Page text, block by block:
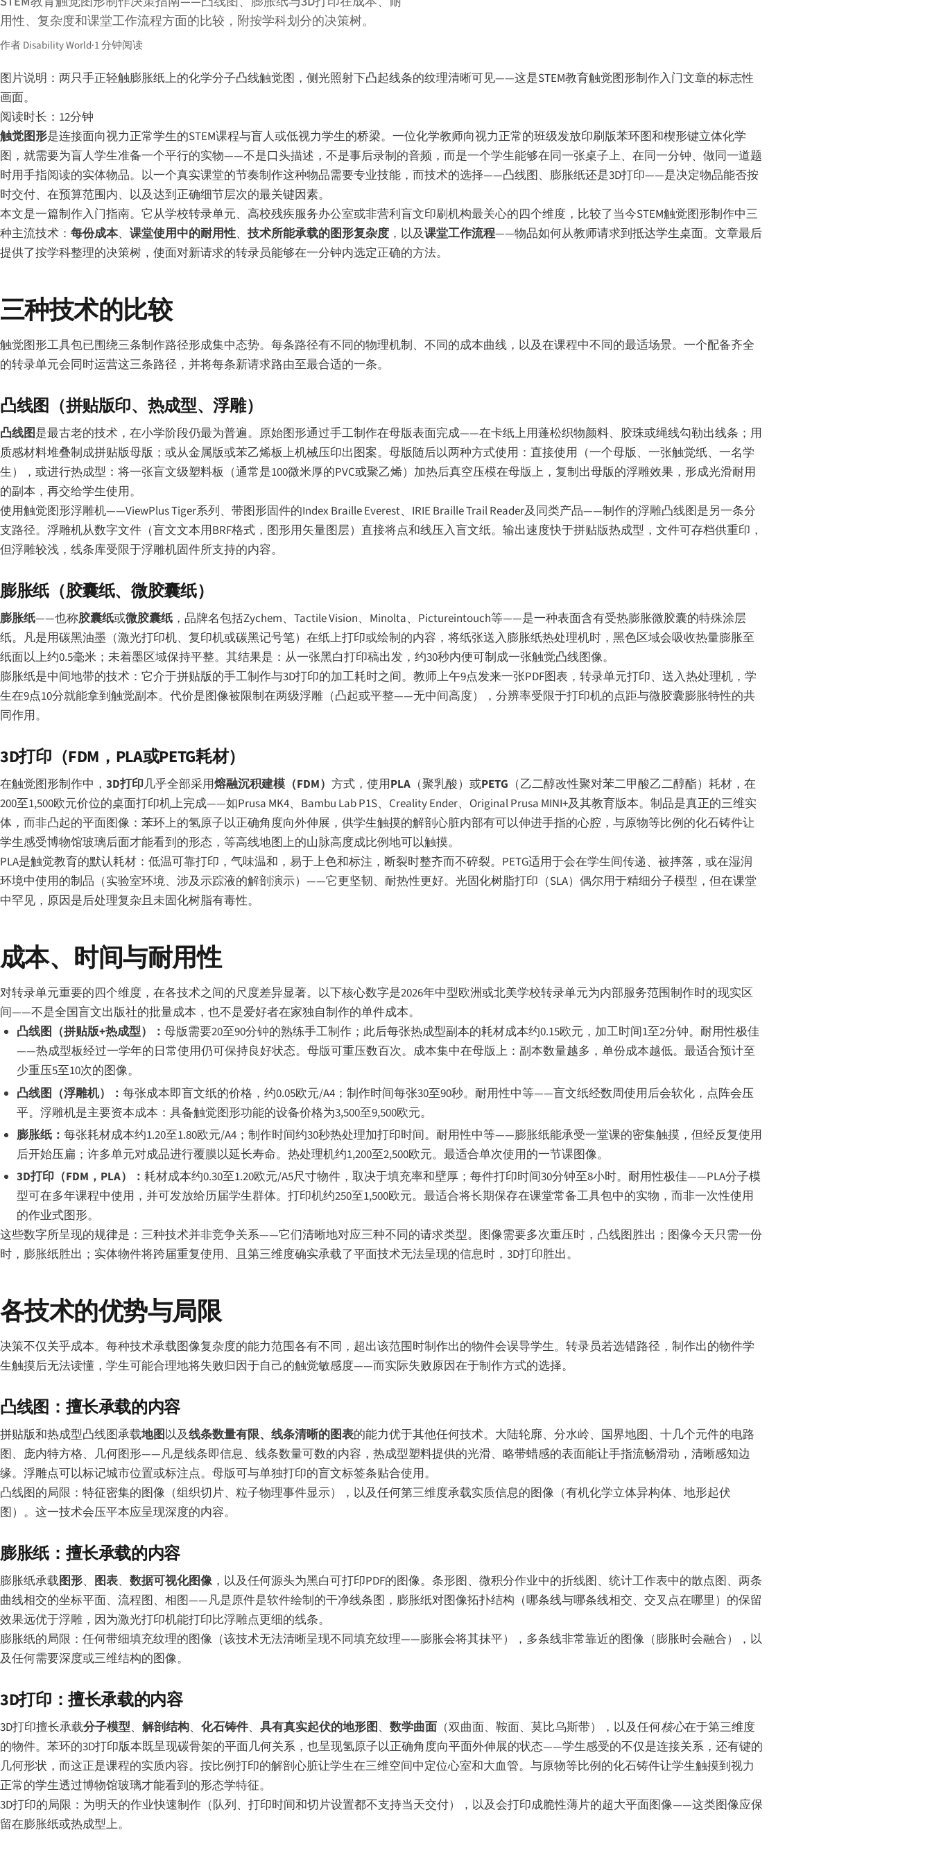
用性、复杂度和课堂工作流程方面的比较，附按学科划分的决策树。
作者 Disability World·1 分钟阅读
图片说明：两只手正轻触膨胀纸上的化学分子凸线触觉图，侧光照射下凸起线条的纹理清晰可见——这是STEM教育触觉图形制作入门文章的标志性
画面。
阅读时长：12分钟
触觉图形是连接面向视力正常学生的STEM课程与盲人或低视力学生的桥梁。一位化学教师向视力正常的班级发放印刷版苯环图和楔形键立体化学
图，就需要为盲人学生准备一个平行的实物——不是口头描述，不是事后录制的音频，而是一个学生能够在同一张桌子上、在同一分钟、做同一道题
时用手指阅读的实体物品。以一个真实课堂的节奏制作这种物品需要专业技能，而技术的选择——凸线图、膨胀纸还是3D打印——是决定物品能否按
时交付、在预算范围内、以及达到正确细节层次的最关键因素。
本文是一篇制作入门指南。它从学校转录单元、高校残疾服务办公室或非营利盲文印刷机构最关心的四个维度，比较了当今STEM触觉图形制作中三
种主流技术： 每份成本、 课堂使用中的耐用性、 技术所能承载的图形复杂度 ，以及课堂工作流程——物品如何从教师请求到抵达学生桌面。文章最后
提供了按学科整理的决策树，使面对新请求的转录员能够在一分钟内选定正确的方法。
三种技术的比较
触觉图形工具包已围绕三条制作路径形成集中态势。每条路径有不同的物理机制、不同的成本曲线，以及在课程中不同的最适场景。一个配备齐全
的转录单元会同时运营这三条路径，并将每条新请求路由至最合适的一条。
凸线图（拼贴版印、热成型、浮雕）
凸线图是最古老的技术，在小学阶段仍最为普遍。原始图形通过手工制作在母版表面完成——在卡纸上用蓬松织物颜料、胶珠或绳线勾勒出线条；用
质感材料堆叠制成拼贴版母版；或从金属版或苯乙烯板上机械压印出图案。母版随后以两种方式使用：直接使用（一个母版、一张触觉纸、一名学
生），或进行热成型：将一张盲文级塑料板（通常是100微米厚的PVC或聚乙烯）加热后真空压模在母版上，复制出母版的浮雕效果，形成光滑耐用
的副本，再交给学生使用。
使用触觉图形浮雕机——ViewPlus Tiger系列、带图形固件的Index Braille Everest、IRIE Braille Trail Reader及同类产品——制作的浮雕凸线图是另一条分
支路径。浮雕机从数字文件（盲文文本用BRF格式，图形用矢量图层）直接将点和线压入盲文纸。输出速度快于拼贴版热成型，文件可存档供重印，
但浮雕较浅，线条库受限于浮雕机固件所支持的内容。
膨胀纸（胶囊纸、微胶囊纸）
膨胀纸——也称胶囊纸或微胶囊纸 ，品牌名包括Zychem、Tactile Vision、Minolta、Pictureintouch等——是一种表面含有受热膨胀微胶囊的特殊涂层
纸。凡是用碳黑油墨（激光打印机、复印机或碳黑记号笔）在纸上打印或绘制的内容，将纸张送入膨胀纸热处理机时，黑色区域会吸收热量膨胀至
纸面以上约0.5毫米；未着墨区域保持平整。其结果是：从一张黑白打印稿出发，约30秒内便可制成一张触觉凸线图像。
膨胀纸是中间地带的技术：它介于拼贴版的手工制作与3D打印的加工耗时之间。教师上午9点发来一张PDF图表，转录单元打印、送入热处理机，学
生在9点10分就能拿到触觉副本。代价是图像被限制在两级浮雕（凸起或平整——无中间高度），分辨率受限于打印机的点距与微胶囊膨胀特性的共
同作用。
3D打印（FDM，PLA或PETG耗材）
在触觉图形制作中， 3D打印几乎全部采用熔融沉积建模（FDM） 方式，使用PLA （聚乳酸）或PETG （乙二醇改性聚对苯二甲酸乙二醇酯）耗材，在
200至1,500欧元价位的桌面打印机上完成——如Prusa MK4、Bambu Lab P1S、Creality Ender、Original Prusa MINI+及其教育版本。制品是真正的三维实
体，而非凸起的平面图像：苯环上的氢原子以正确角度向外伸展，供学生触摸的解剖心脏内部有可以伸进手指的心腔，与原物等比例的化石铸件让
学生感受博物馆玻璃后面才能看到的形态，等高线地图上的山脉高度成比例地可以触摸。
PLA是触觉教育的默认耗材：低温可靠打印，气味温和，易于上色和标注，断裂时整齐而不碎裂。PETG适用于会在学生间传递、被摔落，或在湿润
环境中使用的制品（实验室环境、涉及示踪液的解剖演示）——它更坚韧、耐热性更好。光固化树脂打印（SLA）偶尔用于精细分子模型，但在课堂
中罕见，原因是后处理复杂且未固化树脂有毒性。
成本、时间与耐用性
对转录单元重要的四个维度，在各技术之间的尺度差异显著。以下核心数字是2026年中型欧洲或北美学校转录单元为内部服务范围制作时的现实区
间——不是全国盲文出版社的批量成本，也不是爱好者在家独自制作的单件成本。
凸线图（拼贴版+热成型）： 母版需要20至90分钟的熟练手工制作；此后每张热成型副本的耗材成本约0.15欧元，加工时间1至2分钟。耐用性极佳
——热成型板经过一学年的日常使用仍可保持良好状态。母版可重压数百次。成本集中在母版上：副本数量越多，单份成本越低。最适合预计至
少重压5至10次的图像。
凸线图（浮雕机）： 每张成本即盲文纸的价格，约0.05欧元/A4；制作时间每张30至90秒。耐用性中等——盲文纸经数周使用后会软化，点阵会压
平。浮雕机是主要资本成本：具备触觉图形功能的设备价格为3,500至9,500欧元。
膨胀纸： 每张耗材成本约1.20至1.80欧元/A4；制作时间约30秒热处理加打印时间。耐用性中等——膨胀纸能承受一堂课的密集触摸，但经反复使用
后开始压扁；许多单元对成品进行覆膜以延长寿命。热处理机约1,200至2,500欧元。最适合单次使用的一节课图像。
3D打印（FDM，PLA）： 耗材成本约0.30至1.20欧元/A5尺寸物件，取决于填充率和壁厚；每件打印时间30分钟至8小时。耐用性极佳——PLA分子模
型可在多年课程中使用，并可发放给历届学生群体。打印机约250至1,500欧元。最适合将长期保存在课堂常备工具包中的实物，而非一次性使用
的作业式图形。
这些数字所呈现的规律是：三种技术并非竞争关系——它们清晰地对应三种不同的请求类型。图像需要多次重压时，凸线图胜出；图像今天只需一份
时，膨胀纸胜出；实体物件将跨届重复使用、且第三维度确实承载了平面技术无法呈现的信息时，3D打印胜出。
各技术的优势与局限
决策不仅关乎成本。每种技术承载图像复杂度的能力范围各有不同，超出该范围时制作出的物件会误导学生。转录员若选错路径，制作出的物件学
生触摸后无法读懂，学生可能合理地将失败归因于自己的触觉敏感度——而实际失败原因在于制作方式的选择。
凸线图：擅长承载的内容
拼贴版和热成型凸线图承载地图以及线条数量有限、线条清晰的图表的能力优于其他任何技术。大陆轮廓、分水岭、国界地图、十几个元件的电路
图、庞内特方格、几何图形——凡是线条即信息、线条数量可数的内容，热成型塑料提供的光滑、略带蜡感的表面能让手指流畅滑动，清晰感知边
缘。浮雕点可以标记城市位置或标注点。母版可与单独打印的盲文标签条贴合使用。
凸线图的局限：特征密集的图像（组织切片、粒子物理事件显示），以及任何第三维度承载实质信息的图像（有机化学立体异构体、地形起伏
图）。这一技术会压平本应呈现深度的内容。
膨胀纸：擅长承载的内容
膨胀纸承载图形、 图表、 数据可视化图像，以及任何源头为黑白可打印PDF的图像。条形图、微积分作业中的折线图、统计工作表中的散点图、两条
曲线相交的坐标平面、流程图、相图——凡是原件是软件绘制的干净线条图，膨胀纸对图像拓扑结构（哪条线与哪条线相交、交叉点在哪里）的保留
效果远优于浮雕，因为激光打印机能打印比浮雕点更细的线条。
膨胀纸的局限：任何带细填充纹理的图像（该技术无法清晰呈现不同填充纹理——膨胀会将其抹平），多条线非常靠近的图像（膨胀时会融合），以
及任何需要深度或三维结构的图像。
3D打印：擅长承载的内容
3D打印擅长承载分子模型、 解剖结构、 化石铸件、 具有真实起伏的地形图 、 数学曲面 （双曲面、鞍面、莫比乌斯带），以及任何核心在于第三维度
的物件。苯环的3D打印版本既呈现碳骨架的平面几何关系，也呈现氢原子以正确角度向平面外伸展的状态——学生感受的不仅是连接关系，还有键的
几何形状，而这正是课程的实质内容。按比例打印的解剖心脏让学生在三维空间中定位心室和大血管。与原物等比例的化石铸件让学生触摸到视力
正常的学生透过博物馆玻璃才能看到的形态学特征。
3D打印的局限：为明天的作业快速制作（队列、打印时间和切片设置都不支持当天交付），以及会打印成脆性薄片的超大平面图像——这类图像应保
留在膨胀纸或热成型上。